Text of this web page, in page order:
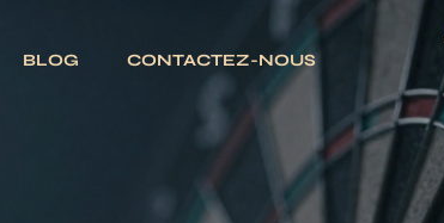
BLOG CONTACTEZ-NOUS